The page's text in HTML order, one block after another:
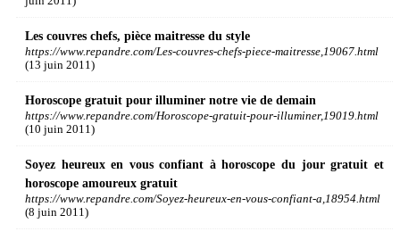
Les couvres chefs, pièce maitresse du style
https://www.repandre.com/Les-couvres-chefs-piece-maitresse,19067.html
(13 juin 2011)
Horoscope gratuit pour illuminer notre vie de demain
https://www.repandre.com/Horoscope-gratuit-pour-illuminer,19019.html
(10 juin 2011)
Soyez heureux en vous confiant à horoscope du jour gratuit et
horoscope amoureux gratuit
https://www.repandre.com/Soyez-heureux-en-vous-confiant-a,18954.html
(8 juin 2011)